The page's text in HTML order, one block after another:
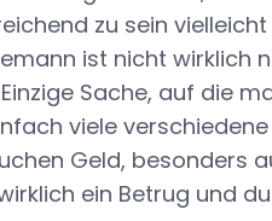
zu sein
ist nicht wirklich
Sache, auf die
viele
Geld, besonders
ein Betrug und